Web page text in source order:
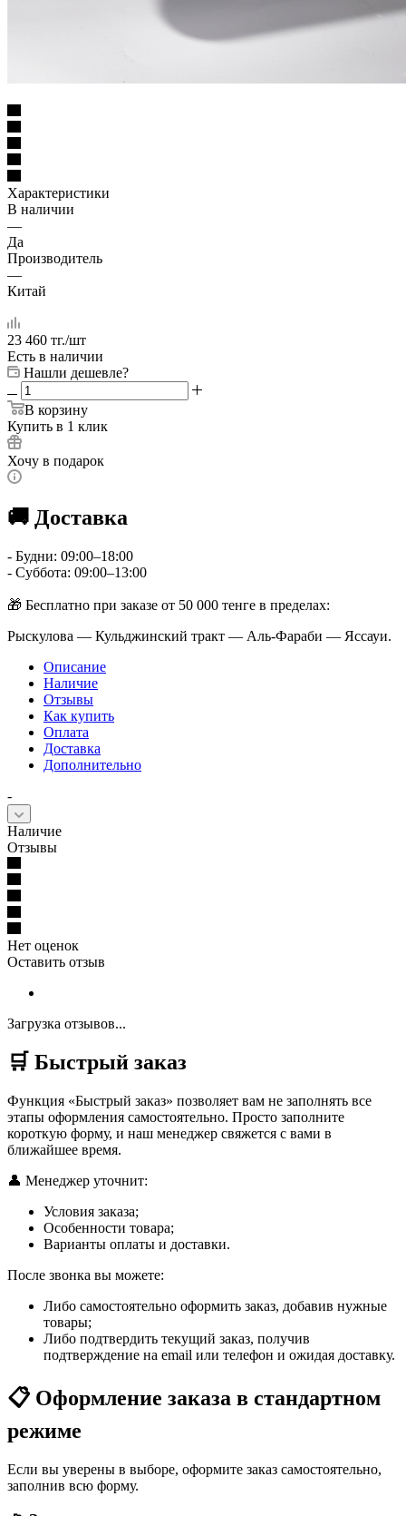
Характеристики
В наличии
—
Да
Производитель
—
Китай
23 460 тг./шт
Есть в наличии
Нашли дешевле?
В корзину
Купить в 1 клик
Хочу в подарок
🚚 Доставка
- Будни: 09:00–18:00
- Суббота: 09:00–13:00
🎁 Бесплатно при заказе от 50 000 тенге в пределах:
Рыскулова — Кульджинский тракт — Аль-Фараби — Яссауи.
Описание
Наличие
Отзывы
Как купить
Оплата
Доставка
Дополнительно
-
Наличие
Отзывы
Нет оценок
Оставить отзыв
Загрузка отзывов...
🛒 Быстрый заказ
Функция «Быстрый заказ» позволяет вам не заполнять все
этапы оформления самостоятельно. Просто заполните
короткую форму, и наш менеджер свяжется с вами в
ближайшее время.
👤 Менеджер уточнит:
Условия заказа;
Особенности товара;
Варианты оплаты и доставки.
После звонка вы можете:
Либо самостоятельно оформить заказ, добавив нужные
товары;
Либо подтвердить текущий заказ, получив
подтверждение на email или телефон и ожидая доставку.
📋 Оформление заказа в стандартном
режиме
Если вы уверены в выборе, оформите заказ самостоятельно,
заполнив всю форму.